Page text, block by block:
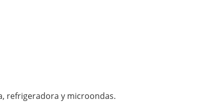
refrigeradora y microondas.